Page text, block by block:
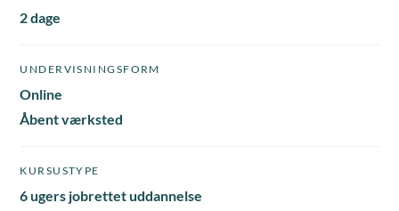
2 dage
UNDERVISNINGSFORM
Online
Åbent værksted
KURSUSTYPE
6 ugers jobrettet uddannelse